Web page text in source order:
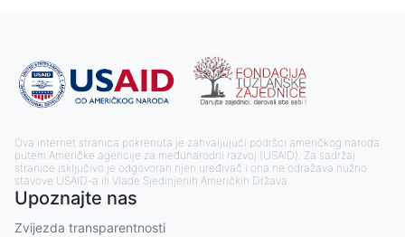
Ova internet stranica pokrenuta je zahvaljujući podršci američkog naroda
putem Američke agencije za međunarodni razvoj (USAID). Za sadržaj
stranice isključivo je odgovoran njen uređivač i ona ne odražava nužno
stavove USAID-a ili Vlade Sjedinjenih Američkih Država.
Upoznajte nas
Zvijezda transparentnosti